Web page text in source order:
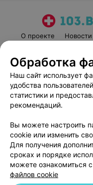
О проекте
Пользовательское
Обработка
Наш сайт использует
удобства
статистики и
рекомендаций.
Вы можете настроить
cookie или изменить
Для получения
сроках и порядке
можете ознакомиться
файлов cookie